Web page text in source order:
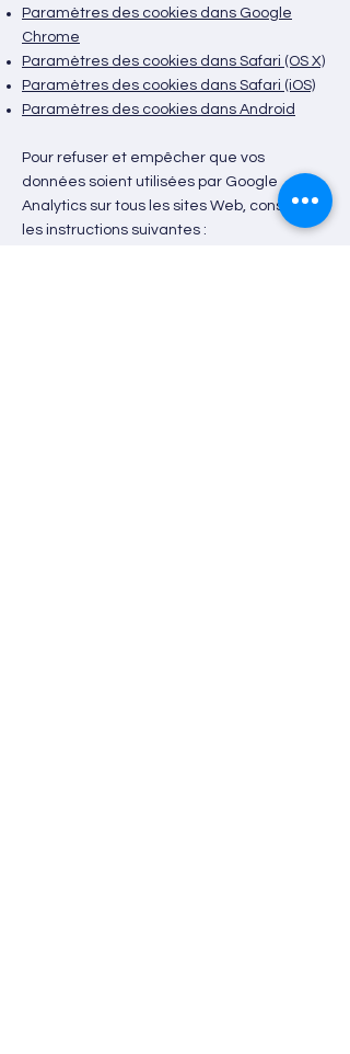
Paramètres des cookies dans Google
Chrome
Paramètres des cookies dans Safari (OS X)
Paramètres des cookies dans Safari (iOS)
Paramètres des cookies dans Android
Pour refuser et empêcher que vos
données soient utilisées par Google
Analytics sur tous les sites Web, consultez
les instructions suivantes :